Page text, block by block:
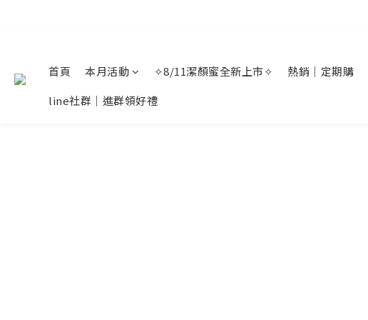
首頁 本月活動 ✧8/11潔顏蜜全新上市✧ 熱銷｜定期購
line社群｜進群領好禮